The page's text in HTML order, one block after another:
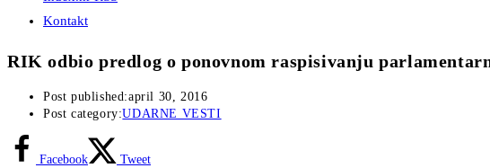
Kontakt
RIK odbio predlog o ponovnom raspisivanju
Post published:april 30, 2016
Post category:UDARNE VESTI
Facebook Tweet